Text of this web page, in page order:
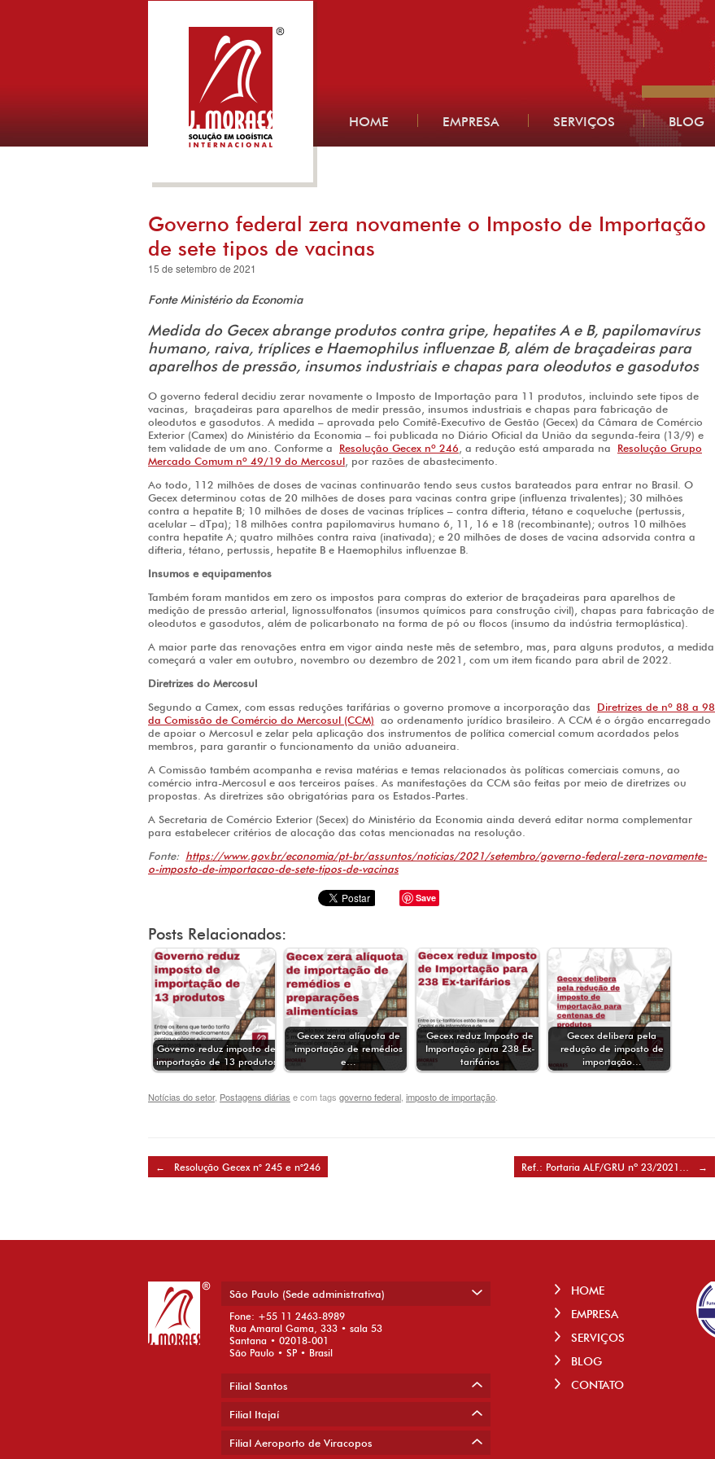
HOME EMPRESA SERVIÇOS BLOG
Governo federal zera novamente o Imposto de Importação
de sete tipos de vacinas
15 de setembro de 2021
Fonte Ministério da Economia
Medida do Gecex abrange produtos contra gripe, hepatites A e B, papilomavírus
humano, raiva, tríplices e Haemophilus influenzae B, além de braçadeiras para
aparelhos de pressão, insumos industriais e chapas para oleodutos e gasodutos
O governo federal decidiu zerar novamente o Imposto de Importação para 11 produtos, incluindo sete tipos de
vacinas, braçadeiras para aparelhos de medir pressão, insumos industriais e chapas para fabricação de
oleodutos e gasodutos. A medida – aprovada pelo Comitê-Executivo de Gestão (Gecex) da Câmara de Comércio
Exterior (Camex) do Ministério da Economia – foi publicada no Diário Oficial da União da segunda-feira (13/9) e
tem validade de um ano. Conforme a Resolução Gecex nº 246, a redução está amparada na Resolução Grupo
Mercado Comum nº 49/19 do Mercosul, por razões de abastecimento.
Ao todo, 112 milhões de doses de vacinas continuarão tendo seus custos barateados para entrar no Brasil. O
Gecex determinou cotas de 20 milhões de doses para vacinas contra gripe (influenza trivalentes); 30 milhões
contra a hepatite B; 10 milhões de doses de vacinas tríplices – contra difteria, tétano e coqueluche (pertussis,
acelular – dTpa); 18 milhões contra papilomavirus humano 6, 11, 16 e 18 (recombinante); outros 10 milhões
contra hepatite A; quatro milhões contra raiva (inativada); e 20 milhões de doses de vacina adsorvida contra a
difteria, tétano, pertussis, hepatite B e Haemophilus influenzae B.
Insumos e equipamentos
Também foram mantidos em zero os impostos para compras do exterior de braçadeiras para aparelhos de
medição de pressão arterial, lignossulfonatos (insumos químicos para construção civil), chapas para fabricação de
oleodutos e gasodutos, além de policarbonato na forma de pó ou flocos (insumo da indústria termoplástica).
A maior parte das renovações entra em vigor ainda neste mês de setembro, mas, para alguns produtos, a medida
começará a valer em outubro, novembro ou dezembro de 2021, com um item ficando para abril de 2022.
Diretrizes do Mercosul
Segundo a Camex, com essas reduções tarifárias o governo promove a incorporação das Diretrizes de nº 88 a 98
da Comissão de Comércio do Mercosul (CCM) ao ordenamento jurídico brasileiro. A CCM é o órgão encarregado
de apoiar o Mercosul e zelar pela aplicação dos instrumentos de política comercial comum acordados pelos
membros, para garantir o funcionamento da união aduaneira.
A Comissão também acompanha e revisa matérias e temas relacionados às políticas comerciais comuns, ao
comércio intra-Mercosul e aos terceiros países. As manifestações da CCM são feitas por meio de diretrizes ou
propostas. As diretrizes são obrigatórias para os Estados-Partes.
A Secretaria de Comércio Exterior (Secex) do Ministério da Economia ainda deverá editar norma complementar
para estabelecer critérios de alocação das cotas mencionadas na resolução.
Fonte: https://www.gov.br/economia/pt-br/assuntos/noticias/2021/setembro/governo-federal-zera-novamente-
o-imposto-de-importacao-de-sete-tipos-de-vacinas
Save
Posts Relacionados:
Governo reduz imposto de
importação de 13 produtos
Gecex zera alíquota de
importação de remédios
e…
Gecex reduz Imposto de
Importação para 238 Ex-
tarifários
Gecex delibera pela
redução de imposto de
importação…
Notícias do setor, Postagens diárias e com tags governo federal imposto de importação
Post navigation
← Resolução Gecex n° 245 e n°246 Ref.: Portaria ALF/GRU nº 23/2021… →
São Paulo (Sede administrativa)
Fone: +55 11 2463-8989
Rua Amaral Gama, 333 • sala 53
Santana • 02018-001
São Paulo • SP • Brasil
Filial Santos
Filial Itajaí
Filial Aeroporto de Viracopos
HOME
EMPRESA
SERVIÇOS
BLOG
CONTATO